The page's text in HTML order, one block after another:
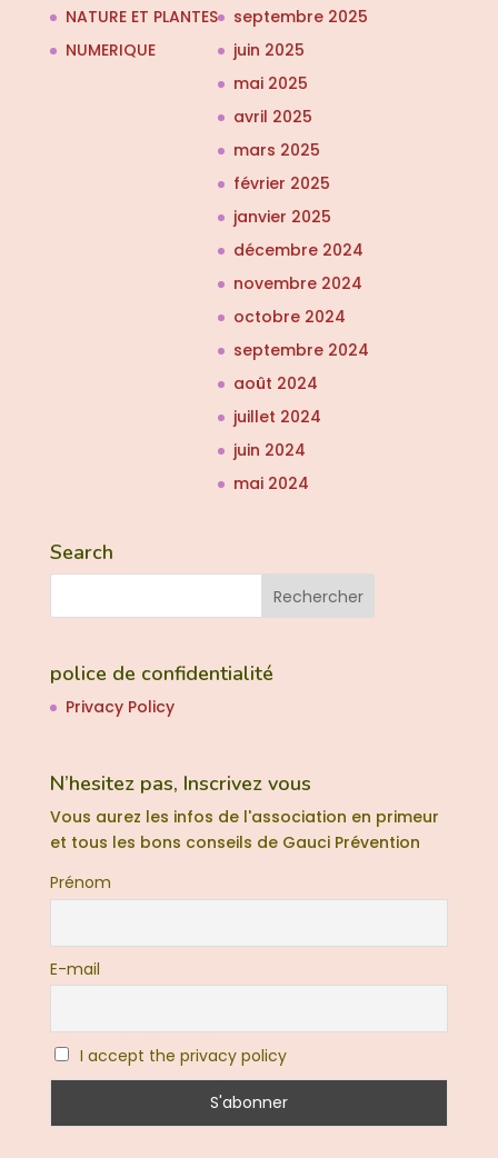
NATURE ET PLANTES
NUMERIQUE
septembre 2025
juin 2025
mai 2025
avril 2025
mars 2025
février 2025
janvier 2025
décembre 2024
novembre 2024
octobre 2024
septembre 2024
août 2024
juillet 2024
juin 2024
mai 2024
Search
police de confidentialité
Privacy Policy
N’hesitez pas, Inscrivez vous
Vous aurez les infos de l'association en primeur
et tous les bons conseils de Gauci Prévention
Prénom
E-mail
I accept the privacy policy